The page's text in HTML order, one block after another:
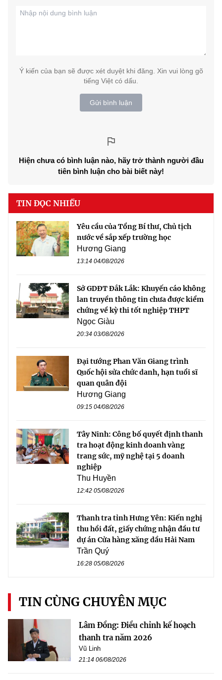
Ý kiến của bạn sẽ được xét duyệt khi đăng. Xin vui lòng gõ
tiếng Việt có dấu.
Gửi bình luận
Hiện chưa có bình luận nào, hãy trở thành người đầu
tiên bình luận cho bài biết này!
TIN ĐỌC NHIỀU
Yêu cầu của Tổng Bí thư, Chủ tịch
nước về sắp xếp trường học
Hương Giang
13:14 04/08/2026
Sở GDĐT Đắk Lắk: Khuyến cáo không
lan truyền thông tin chưa được kiểm
chứng về kỳ thi tốt nghiệp THPT
Ngọc Giàu
20:34 03/08/2026
Đại tướng Phan Văn Giang trình
Quốc hội sửa chức danh, hạn tuổi sĩ
quan quân đội
Hương Giang
09:15 04/08/2026
Tây Ninh: Công bố quyết định thanh
tra hoạt động kinh doanh vàng
trang sức, mỹ nghệ tại 5 doanh
nghiệp
Thu Huyền
12:42 05/08/2026
Thanh tra tỉnh Hưng Yên: Kiến nghị
thu hồi đất, giấy chứng nhận đầu tư
dự án Cửa hàng xăng dầu Hải Nam
Trần Quý
16:28 05/08/2026
TIN CÙNG CHUYÊN MỤC
Lâm Đồng: Điều chỉnh kế hoạch
thanh tra năm 2026
Vũ Linh
21:14 06/08/2026